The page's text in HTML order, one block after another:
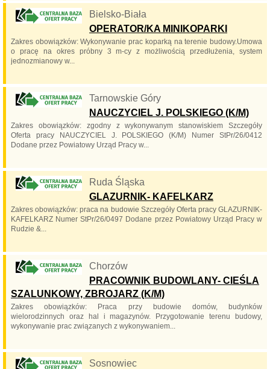
Bielsko-Biała
OPERATOR/KA MINIKOPARKI
Zakres obowiązków: Wykonywanie prac koparką na terenie budowy.Umowa
o pracę na okres próbny 3 m-cy z możliwością przedłużenia, system
jednozmianowy w...
Tarnowskie Góry
NAUCZYCIEL J. POLSKIEGO (K/M)
Zakres obowiązków: zgodny z wykonywanym stanowiskiem Szczegóły
Oferta pracy NAUCZYCIEL J. POLSKIEGO (K/M) Numer StPr/26/0412
Dodane przez Powiatowy Urząd Pracy w...
Ruda Śląska
GLAZURNIK- KAFELKARZ
Zakres obowiązków: praca na budowie Szczegóły Oferta pracy GLAZURNIK-
KAFELKARZ Numer StPr/26/0497 Dodane przez Powiatowy Urząd Pracy w
Rudzie &...
Chorzów
PRACOWNIK BUDOWLANY- CIEŚLA
SZALUNKOWY, ZBROJARZ (K/M)
Zakres obowiązków: Praca przy budowie domów, budynków
wielorodzinnych oraz hal i magazynów. Przygotowanie terenu budowy,
wykonywanie prac związanych z wykonywaniem...
Sosnowiec